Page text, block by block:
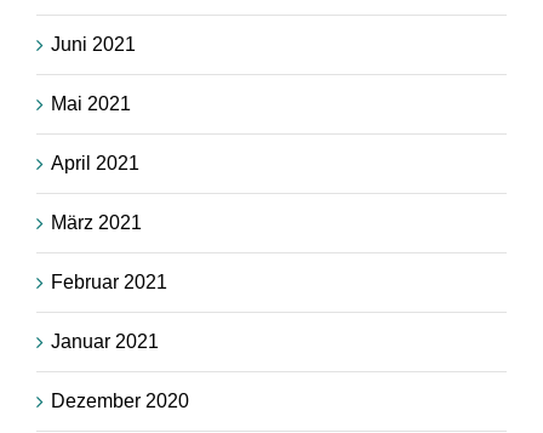
Juni 2021
Mai 2021
April 2021
März 2021
Februar 2021
Januar 2021
Dezember 2020